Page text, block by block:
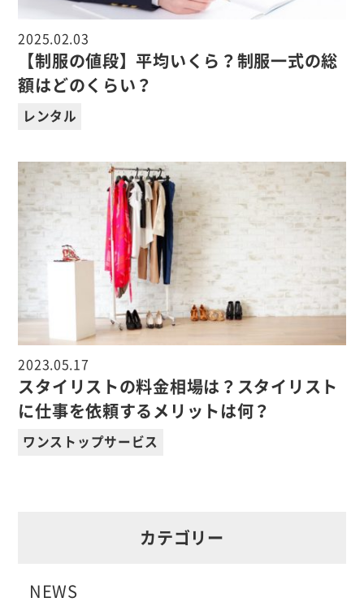
2025.02.03
【制服の値段】平均いくら？制服一式の総
額はどのくらい？
レンタル
2023.05.17
スタイリストの料金相場は？スタイリスト
に仕事を依頼するメリットは何？
ワンストップサービス
カテゴリー
NEWS